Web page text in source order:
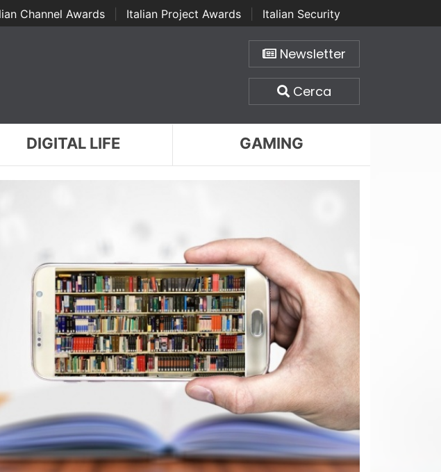
Channel Awards Italian Project Awards
Italian Security
Newsletter
Cerca
DIGITAL LIFE GAMING